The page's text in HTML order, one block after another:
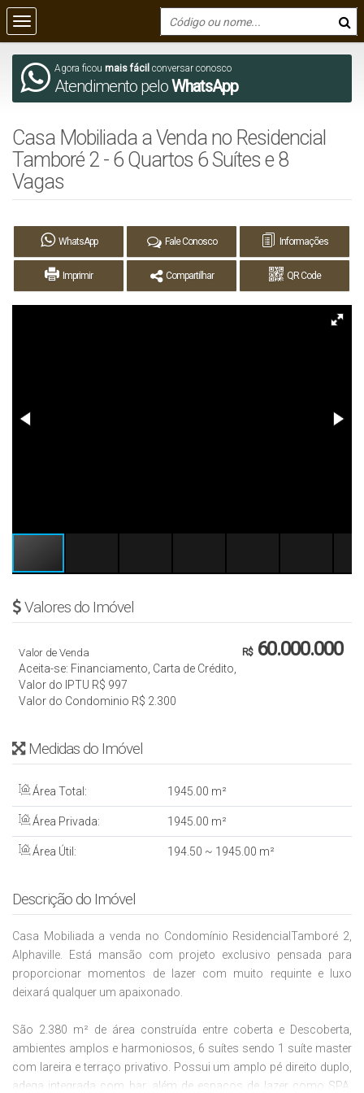
Agora ficou mais fácil conversar conosco
Atendimento peloWhatsApp
Casa Mobiliada a Venda no Residencial
Tamboré 2 - 6 Quartos 6 Suítes e 8
Vagas
WhatsApp Fale Conosco Informações
Imprimir Compartilhar QR Code
Valores do Imóvel
R$60.000.000
Valor de Venda
Aceita-se: Financiamento, Carta de Crédito,
Valor do IPTU R$ 997
Valor do Condominio R$ 2.300
Medidas do Imóvel
Área Total: 1945.00 m²
Área Privada: 1945.00 m²
Área Útil: 194.50 ~ 1945.00 m²
Descrição do Imóvel
Casa Mobiliada a venda no Condomínio ResidencialTamboré 2,
Alphaville. Está mansão com projeto exclusivo pensada para
proporcionar momentos de lazer com muito requinte e luxo
deixará qualquer um apaixonado.
São 2.380 m² de área construída entre coberta e Descoberta,
ambientes amplos e harmoniosos, 6 suítes sendo 1 suíte master
com lareira e terraço privativo. Possui um amplo pé direito duplo,
adega integrada com bar, além de espaços de lazer como SPA,